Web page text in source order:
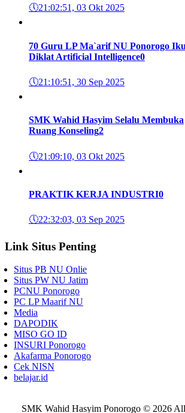
🕔21:02:51, 03 Okt 2025
70 Guru LP Ma`arif NU Ponorogo
Diklat Artificial Intelligence0
🕔21:10:51, 30 Sep 2025
SMK Wahid Hasyim Selalu Membuka
Ruang Konseling2
🕔21:09:10, 03 Okt 2025
PRAKTIK KERJA INDUSTRI0
🕔22:32:03, 03 Sep 2025
Link Situs Penting
Situs PB NU Onlie
Situs PW NU Jatim
PCNU Ponorogo
PC LP Maarif NU
Media
DAPODIK
MISO GO ID
INSURI Ponorogo
Akafarma Ponorogo
Cek NISN
belajar.id
SMK Wahid Hasyim Ponorogo © 2026